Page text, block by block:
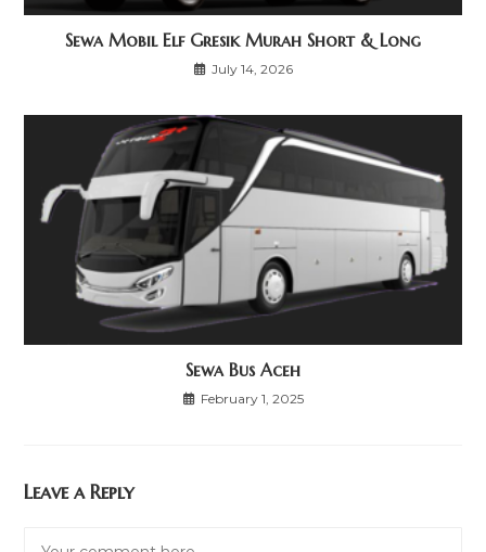
Sewa Mobil Elf Gresik Murah Short & Long
July 14, 2026
Sewa Bus Aceh
February 1, 2025
Leave a Reply